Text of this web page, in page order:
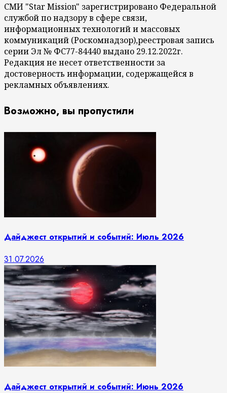
СМИ "Star Mission" зарегистрировано Федеральной
службой по надзору в сфере связи,
информационных технологий и массовых
коммуникаций (Роскомнадзор),реестровая запись
серии Эл № ФС77-84440 выдано 29.12.2022г.
Редакция не несет ответственности за
достоверность информации, содержащейся в
рекламных объявлениях.
Возможно, вы пропустили
Дайджест открытий и событий: Июль 2026
31.07.2026
Дайджест открытий и событий: Июнь 2026